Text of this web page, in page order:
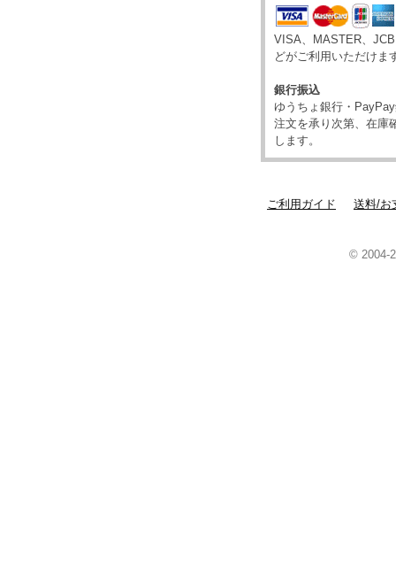
VISA、MASTER、
どがご利用いただけま
銀行振込
ゆうちょ銀行・
注文を承り次第、在庫
します。
ご利用ガイド 送料/お
© 2004-